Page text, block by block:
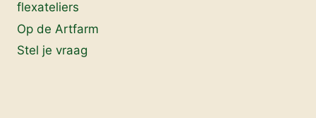
flexateliers
Op de Artfarm
Stel je vraag